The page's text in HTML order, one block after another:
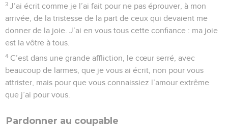
3 J’ai écrit comme je l’ai fait pour ne pas éprouver, à mon
arrivée, de la tristesse de la part de ceux qui devaient me
donner de la joie. J’ai en vous tous cette confiance : ma joie
est la vôtre à tous.
4 C’est dans une grande affliction, le cœur serré, avec
beaucoup de larmes, que je vous ai écrit, non pour vous
attrister, mais pour que vous connaissiez l’amour extrême
que j’ai pour vous.
Pardonner au coupable